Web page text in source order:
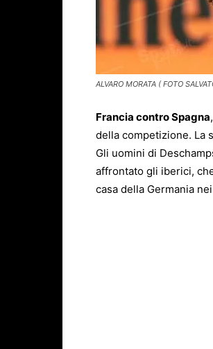
ALVARO MORATA ( FOTO
Francia contro Spagna
della competizione. La
Gli uomini di
affrontato gli iberici,
casa della Germania